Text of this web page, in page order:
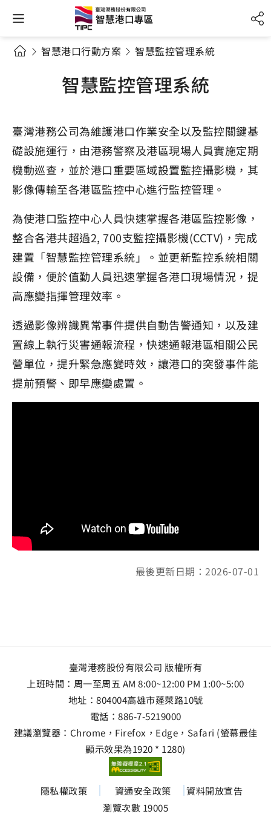
智慧港口行動方案 智慧監控管理系統
智慧監控管理系統
臺灣港務公司為維護港口作業安全以及監控關鍵基
礎設施運行，由港務警察及港區現場人員實施定期
機動巡查，並於港口重要區域設置監控攝影機，其
影像傳輸至各港區監控中心進行監控管理。
為使港口監控中心人員快速掌握各港區監控影像，
整合各港共超過2, 700支監控攝影機(CCTV)，完成
建置「智慧監控管理系統」。並更新監控系統相關
設備，便於值勤人員迅速掌握各港口現場情況，提
高應變指揮管理效率。
透過影像辨識異常事件提供自動告警通知，以及建
置線上執行災害通報流程，快速通報港區相關公民
營單位，提升緊急應變時效，讓港口的突發事件能
提前預警、即早應變處置。
最後更新日期：2026-07-01
臺灣港務股份有限公司 版權所有
上班時間：周一至周五 AM 8:00~12:00 PM 1:00~5:00
地址： 804004高雄市蓬萊路10號
電話： 886-7-5219000
建議瀏覽器：Chrome，Firefox，Edge，Safari (螢幕最佳
顯示效果為1920 * 1280)
隱私權政策 資通安全政策
資料開放宣告
瀏覽次數 19005